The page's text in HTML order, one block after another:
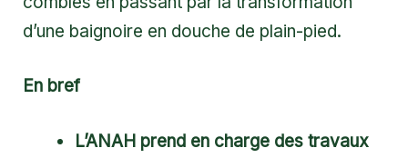
d’une baignoire en douche de plain-pied.
En bref
L’ANAH prend en charge des travaux